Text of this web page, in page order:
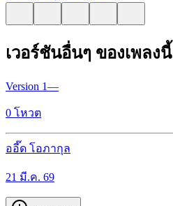
เวอร์ชันอื่นๆ ของเพลงนี้
Version 1—
0 โหวต
ออี๊ด โอภากุล
21 มี.ค. 69